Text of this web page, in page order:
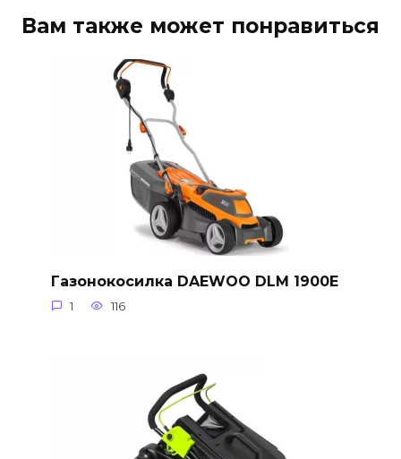
Вам также может понравиться
Газонокосилка DAEWOO DLM 1900E
1 116